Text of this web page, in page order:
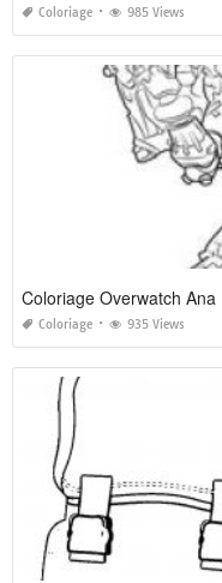
Coloriage 985 Views
Coloriage Overwatch Ana
Coloriage 935 Views